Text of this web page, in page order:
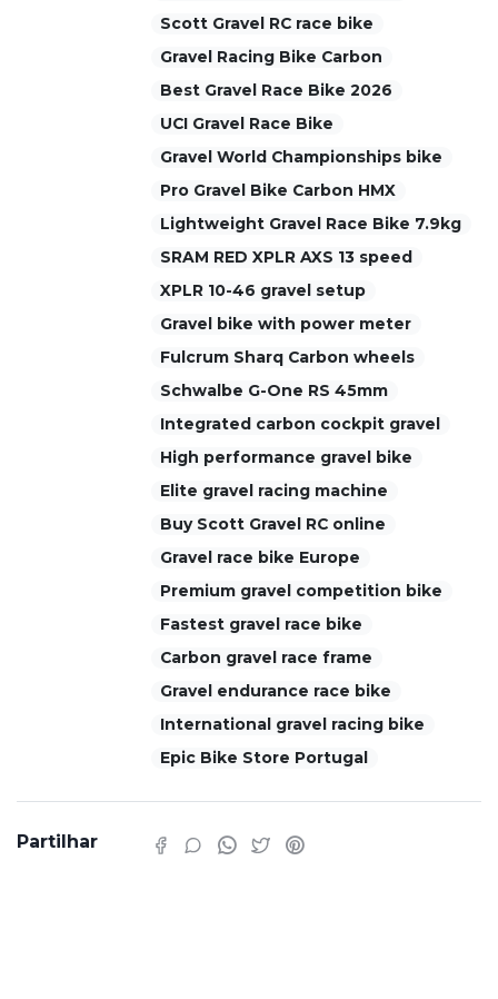
Scott Gravel RC race bike
Gravel Racing Bike Carbon
Best Gravel Race Bike 2026
UCI Gravel Race Bike
Gravel World Championships bike
Pro Gravel Bike Carbon HMX
Lightweight Gravel Race Bike 7.9kg
SRAM RED XPLR AXS 13 speed
XPLR 10-46 gravel setup
Gravel bike with power meter
Fulcrum Sharq Carbon wheels
Schwalbe G-One RS 45mm
Integrated carbon cockpit gravel
High performance gravel bike
Elite gravel racing machine
Buy Scott Gravel RC online
Gravel race bike Europe
Premium gravel competition bike
Fastest gravel race bike
Carbon gravel race frame
Gravel endurance race bike
International gravel racing bike
Epic Bike Store Portugal
Partilhar